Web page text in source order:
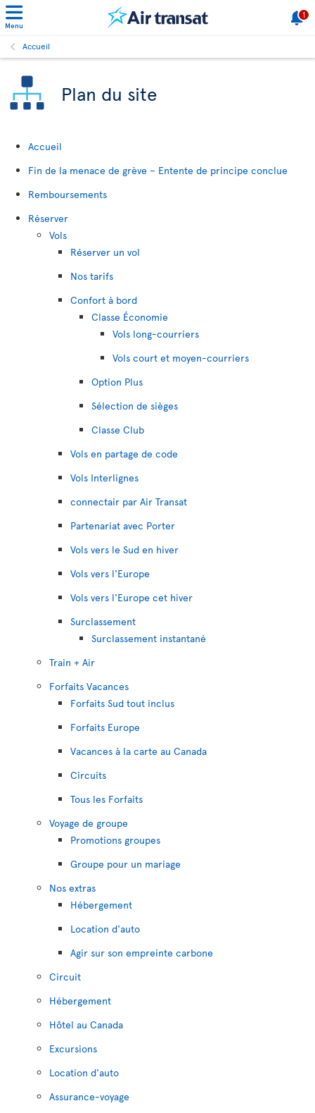
Menu
1
Accueil
Plan du site
Accueil
Fin de la menace de grève – Entente de principe conclue
Remboursements
Réserver
Vols
Réserver un vol
Nos tarifs
Confort à bord
Classe Économie
Vols long-courriers
Vols court et moyen-courriers
Option Plus
Sélection de sièges
Classe Club
Vols en partage de code
Vols Interlignes
connectair par Air Transat
Partenariat avec Porter
Vols vers le Sud en hiver
Vols vers l'Europe
Vols vers l'Europe cet hiver
Surclassement
Surclassement instantané
Train + Air
Forfaits Vacances
Forfaits Sud tout inclus
Forfaits Europe
Vacances à la carte au Canada
Circuits
Tous les Forfaits
Voyage de groupe
Promotions groupes
Groupe pour un mariage
Nos extras
Hébergement
Location d'auto
Agir sur son empreinte carbone
Circuit
Hébergement
Hôtel au Canada
Excursions
Location d'auto
Assurance-voyage